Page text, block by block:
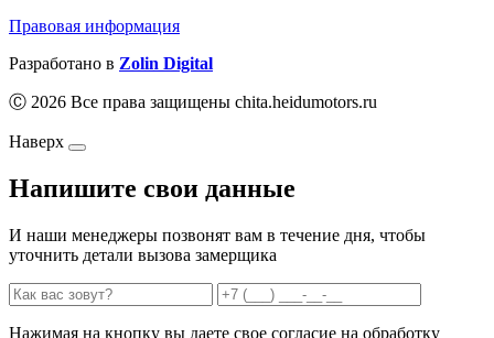
Правовая информация
Разработано в Zolin Digital
Ⓒ 2026 Все права защищены chita.heidumotors.ru
Наверх
Напишите свои данные
И наши менеджеры позвонят вам в течение дня, чтобы
уточнить детали вызова замерщика
Нажимая на кнопку вы даете свое согласие на обработку